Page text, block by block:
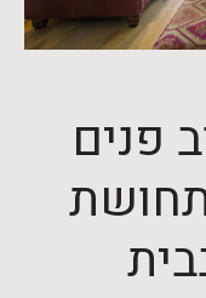
פנים
תחושת